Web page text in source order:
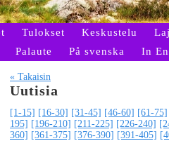
Tulokset Keskustelu
Palaute På svenska In
« Takaisin
Uutisia
[1-15] [16-30] [31-45] [46-60] [61-75]
195] [196-210] [211-225] [226-240]
360] [361-375] [376-390] [391-405]